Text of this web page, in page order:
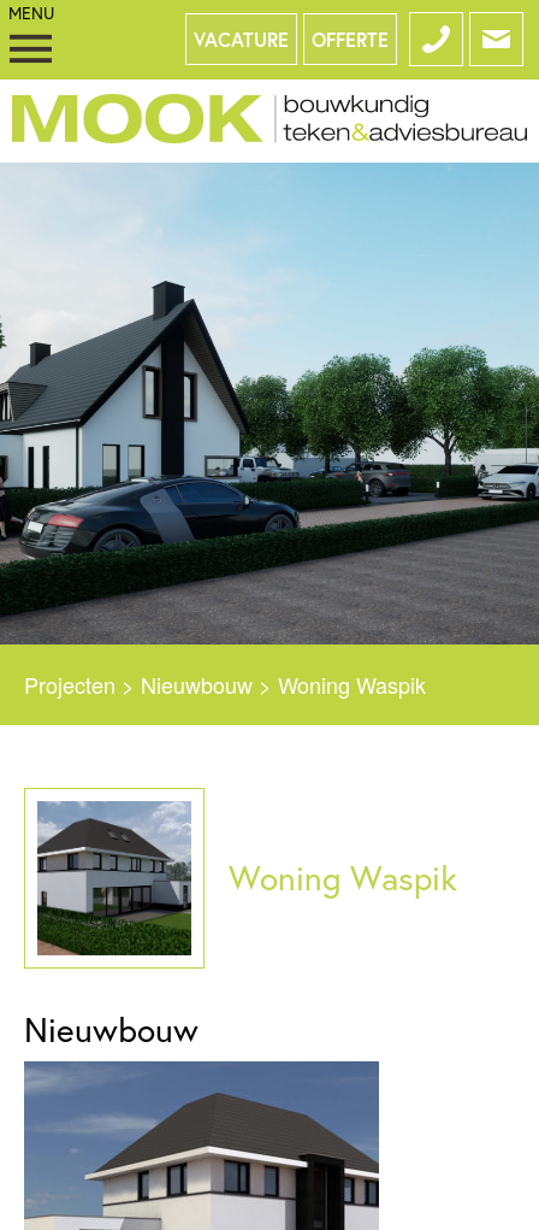
VACATURE OFFERTE
Projecten > Nieuwbouw > Woning Waspik
Woning Waspik
Nieuwbouw